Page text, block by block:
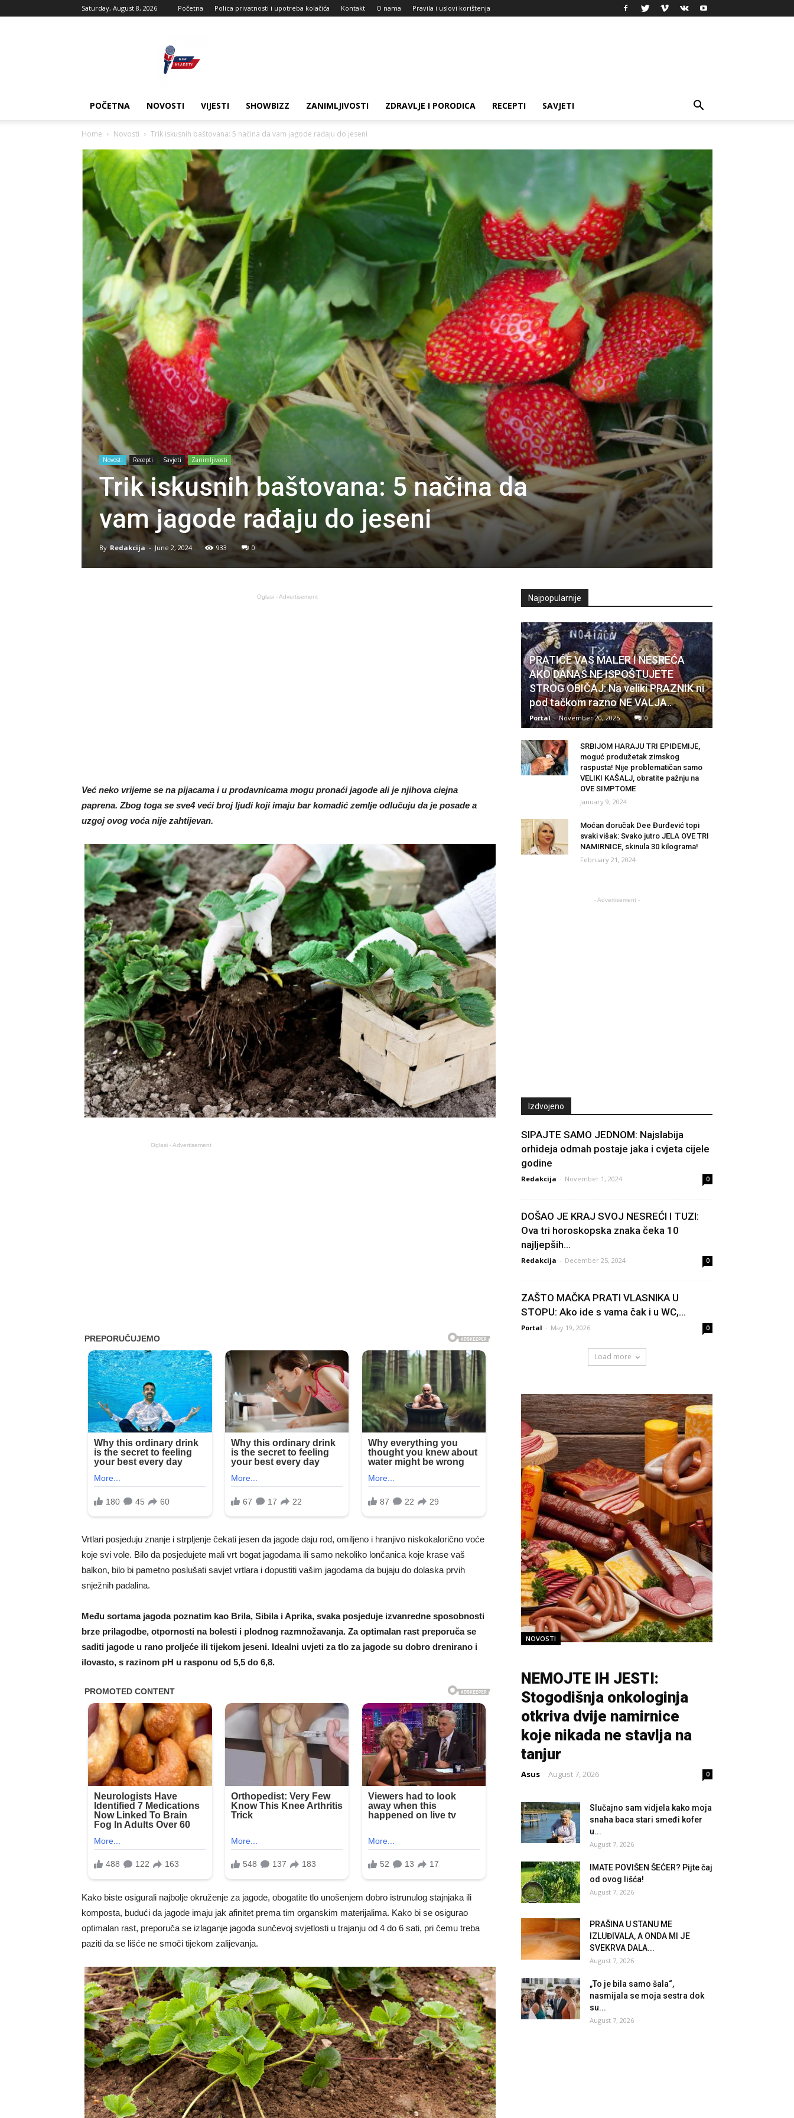
Saturday, August 8, 2026 Početna Polica privatnosti i upotreba kolačića Kontakt O nama Pravila i uslovi korištenja
POČETNA NOVOSTI VIJESTI SHOWBIZZ ZANIMLJIVOSTI ZDRAVLJE I PORODICA RECEPTI SAVJETI
Home Novosti Trik iskusnih baštovana: 5 načina da vam jagode rađaju do jeseni
Novosti Recepti Savjeti Zanimljivosti
Trik iskusnih baštovana: 5 načina da
vam jagode rađaju do jeseni
By Redakcija - June 2, 2024 933 0
Oglasi - Advertisement
Već neko vrijeme se na pijacama i u prodavnicama mogu pronaći jagode ali je njihova ciejna
paprena. Zbog toga se sve4 veći broj ljudi koji imaju bar komadić zemlje odlučuju da je posade a
uzgoj ovog voća nije zahtijevan.
Oglasi - Advertisement
Vrtlari posjeduju znanje i strpljenje čekati jesen da jagode daju rod, omiljeno i hranjivo niskokalorično voće
koje svi vole. Bilo da posjedujete mali vrt bogat jagodama ili samo nekoliko lončanica koje krase vaš
balkon, bilo bi pametno poslušati savjet vrtlara i dopustiti vašim jagodama da bujaju do dolaska prvih
snježnih padalina.
Među sortama jagoda poznatim kao Brila, Sibila i Aprika, svaka posjeduje izvanredne sposobnosti
brze prilagodbe, otpornosti na bolesti i plodnog razmnožavanja. Za optimalan rast preporuča se
saditi jagode u rano proljeće ili tijekom jeseni. Idealni uvjeti za tlo za jagode su dobro drenirano i
ilovasto, s razinom pH u rasponu od 5,5 do 6,8.
Kako biste osigurali najbolje okruženje za jagode, obogatite tlo unošenjem dobro istrunulog stajnjaka ili
komposta, budući da jagode imaju jak afinitet prema tim organskim materijalima. Kako bi se osigurao
optimalan rast, preporuča se izlaganje jagoda sunčevoj svjetlosti u trajanju od 4 do 6 sati, pri čemu treba
paziti da se lišće ne smoči tijekom zalijevanja.
Najpopularnije
PRATIĆE VAS MALER I NESREĆA
AKO DANAS NE ISPOŠTUJETE
STROG OBIČAJ: Na veliki PRAZNIK ni
pod tačkom razno NE VALJA..
Portal - November 20, 2025 0
SRBIJOM HARAJU TRI EPIDEMIJE,
moguć produžetak zimskog
raspusta! Nije problematičan samo
VELIKI KAŠALJ, obratite pažnju na
OVE SIMPTOME
January 9, 2024
Moćan doručak Dee Đurđević topi
svaki višak: Svako jutro JELA OVE TRI
NAMIRNICE, skinula 30 kilograma!
February 21, 2024
- Advertisement -
Izdvojeno
SIPAJTE SAMO JEDNOM: Najslabija
orhideja odmah postaje jaka i cvjeta cijele
godine
Redakcija - November 1, 2024 0
DOŠAO JE KRAJ SVOJ NESREĆI I TUZI:
Ova tri horoskopska znaka čeka 10
najljepših...
Redakcija - December 25, 2024 0
ZAŠTO MAČKA PRATI VLASNIKA U
STOPU: Ako ide s vama čak i u WC,...
Portal - May 19, 2026 0
Load more
NOVOSTI
NEMOJTE IH JESTI:
Stogodišnja onkologinja
otkriva dvije namirnice
koje nikada ne stavlja na
tanjur
Asus - August 7, 2026 0
Slučajno sam vidjela kako moja
snaha baca stari smeđi kofer
u...
August 7, 2026
IMATE POVIŠEN ŠEĆER? Pijte čaj
od ovog lišća!
August 7, 2026
PRAŠINA U STANU ME
IZLUĐIVALA, A ONDA MI JE
SVEKRVA DALA...
August 7, 2026
„To je bila samo šala“,
nasmijala se moja sestra dok
su...
August 7, 2026